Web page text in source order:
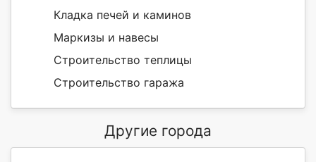
Кладка печей и каминов
Маркизы и навесы
Строительство теплицы
Строительство гаража
Другие города